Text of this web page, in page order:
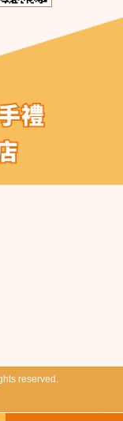
reserved.